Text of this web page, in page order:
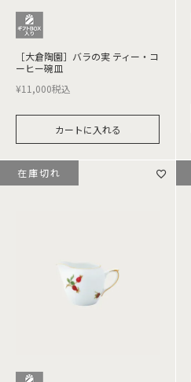
［大倉陶園］バラの実 ティー・コ
ーヒー碗皿
¥11,000税込
カートに入れる
在庫切れ